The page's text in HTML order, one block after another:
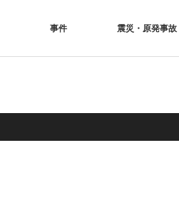
事件 震災・原発事故